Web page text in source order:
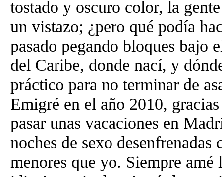
tostado y oscuro color, la
un vistazo; ¿pero qué podía
pasado pegando bloques bajo
del Caribe, donde nací, y
práctico para no terminar de
Emigré en el año 2010,
pasar unas vacaciones en
noches de sexo
menores que yo. Siempre